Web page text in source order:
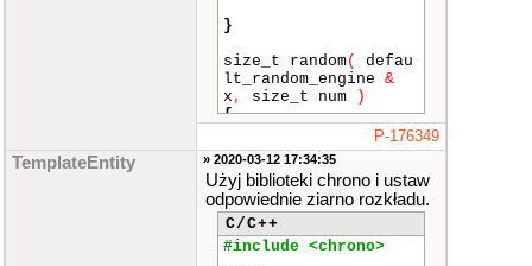
}
size_t random(
defau
lt_random_engine &
x , size_t num
)
{
uniform_int_dist
ribution< unsigned
>z( 1 ,num
returnz(x ) ;
}
intmain()
P-176349
TemplateEntity » 2020-03-12 17:34:35
Użyj biblioteki chrono i ustaw
odpowiednie ziarno rozkładu.
C/C++
#include <chrono>